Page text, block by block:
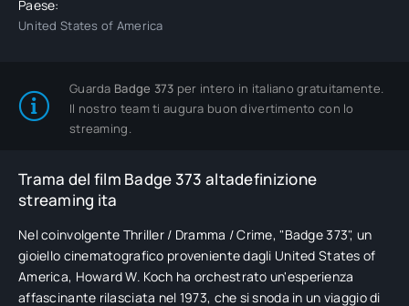
Paese:
United States of America
Guarda Badge 373 per intero in italiano gratuitamente.
Il nostro team ti augura buon divertimento con lo
streaming.
Trama del film Badge 373 altadefinizione
streaming ita
Nel coinvolgente Thriller / Dramma / Crime, "Badge 373", un
gioiello cinematografico proveniente dagli United States of
America, Howard W. Koch ha orchestrato un'esperienza
affascinante rilasciata nel 1973, che si snoda in un viaggio di